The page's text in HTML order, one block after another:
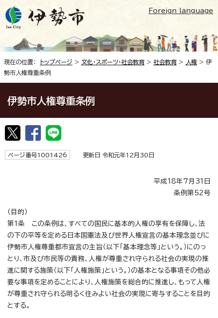
Foreign language
現在の位置： トップページ > 文化・スポーツ・社会教育 > 社会教育 > 人権 > 伊
勢市人権尊重条例
伊勢市人権尊重条例
ページ番号1001426 更新日 令和元年12月30日
平成18年7月31日
条例第52号
（目的）
第1条 この条例は、すべての国民に基本的人権の享有を保障し、法
の下の平等を定める日本国憲法及び世界人権宣言の基本理念並びに
伊勢市人権尊重都市宣言の主旨（以下「基本理念等」という。）にのっ
とり、市及び市民等の責務、人権が尊重され守られる社会の実現の推
進に関する施策（以下「人権施策」という。）の基本となる事項その他必
要な事項を定めることにより、人権施策を総合的に推進し、もって人権
が尊重され守られる明るく住みよい社会の実現に寄与することを目的
とする。